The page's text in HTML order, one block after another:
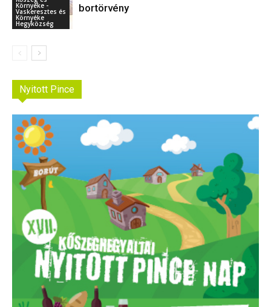
Környéke -
Vaskeresztes és
Környéke
Hegyközség
bortörvény
Nyitott Pince